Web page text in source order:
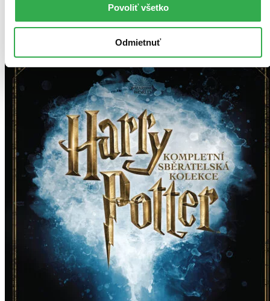
Povoliť všetko
Odmietnuť
Dodanie ďalších môže trvať dlhšie, zvyčajne do 29 dní.
Vložiť do košíka